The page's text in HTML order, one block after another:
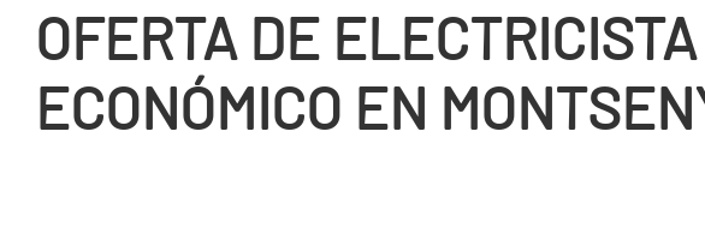
OFERTA DE ELECTRICISTA
ECONÓMICO EN